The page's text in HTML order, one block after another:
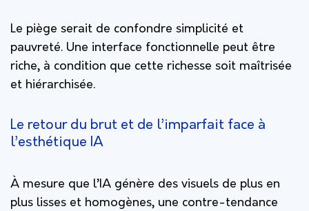
Le piège serait de confondre simplicité et
pauvreté. Une interface fonctionnelle peut être
riche, à condition que cette richesse soit maîtrisée
et hiérarchisée.
Le retour du brut et de l’imparfait face à
l’esthétique IA
À mesure que l’IA génère des visuels de plus en
plus lisses et homogènes, une contre-tendance